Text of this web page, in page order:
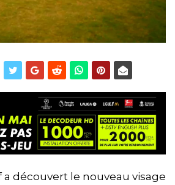
découvert le nouveau visage